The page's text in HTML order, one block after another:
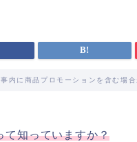
内に商品プロモーションを含む場
て知っていますか？